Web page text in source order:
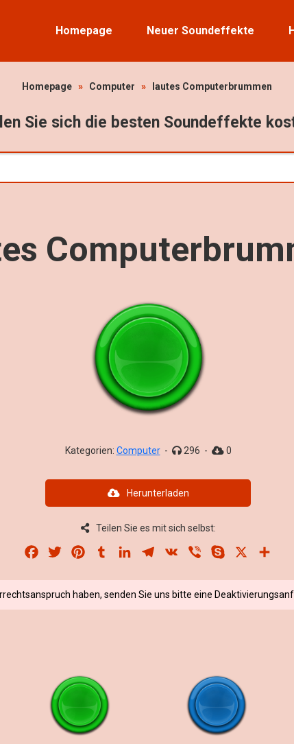
Homepage Neuer Soundeffekte
Homepage » Computer » lautes Computerbrummen
Sie sich die besten Soundeffekte
Kategorien: Computer - 296 - 0
Herunterladen
Teilen Sie es mit sich selbst:
Facebook
Twitter PinterestTumblrLinkedInTelegram
VK Viber Skype
haben, senden Sie uns bitte eine